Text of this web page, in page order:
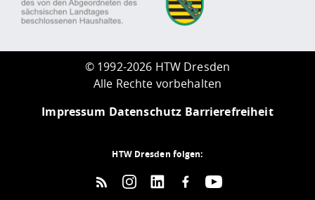
© 1992-2026 HTW Dresden
Alle Rechte vorbehalten
Impressum Datenschutz Barrierefreiheit
HTW Dresden folgen: